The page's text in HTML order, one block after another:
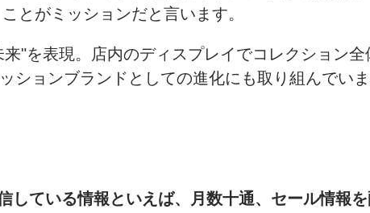
ことがミッションだと言います。
"を表現。店内のディスプレイでコレクション全
ョンブランドとしての進化にも取り組んでいま
している情報といえば、月数十通、セール情報